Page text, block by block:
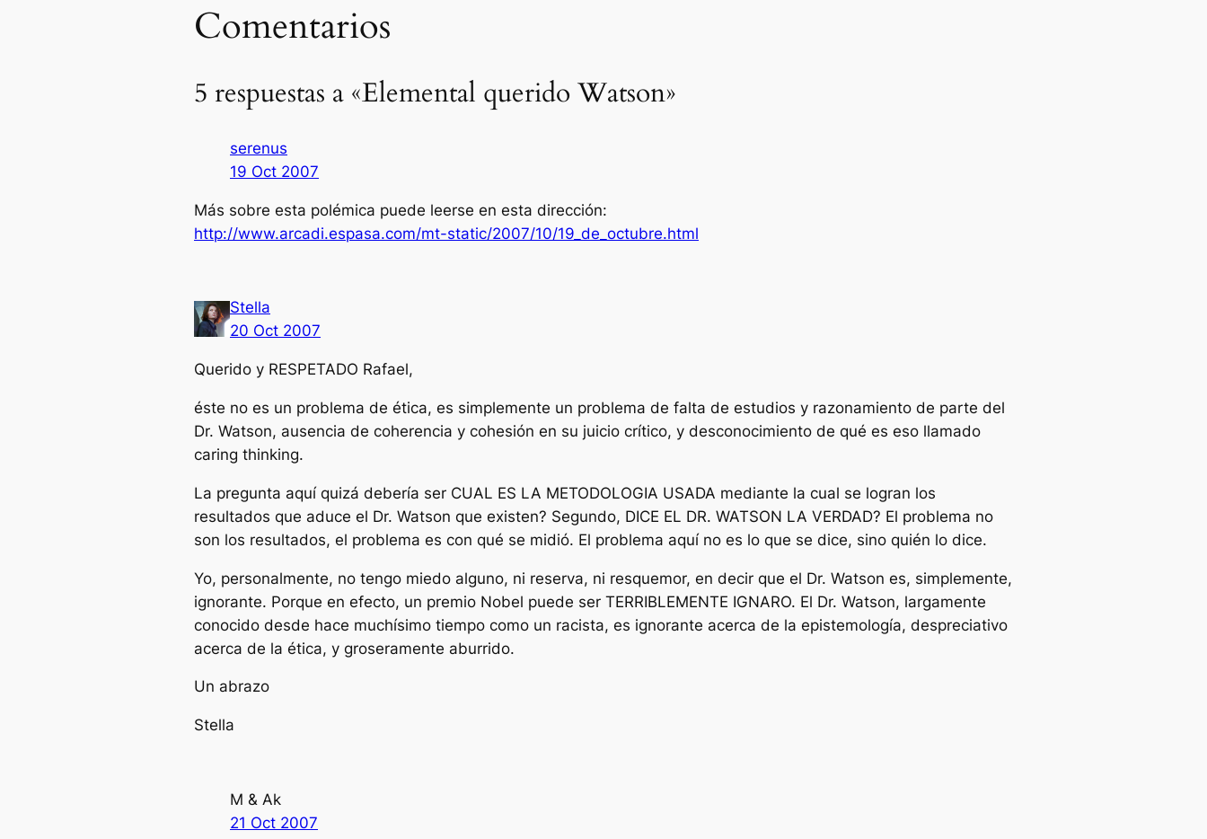
Comentarios
5 respuestas a «Elemental querido Watson»
serenus
19 Oct 2007
Más sobre esta polémica puede leerse en esta dirección:
http://www.arcadi.espasa.com/mt-static/2007/10/19_de_octubre.html
Stella
20 Oct 2007
Querido y RESPETADO Rafael,
éste no es un problema de ética, es simplemente un problema de falta de estudios y razonamiento de parte del
Dr. Watson, ausencia de coherencia y cohesión en su juicio crítico, y desconocimiento de qué es eso llamado
caring thinking.
La pregunta aquí quizá debería ser CUAL ES LA METODOLOGIA USADA mediante la cual se logran los
resultados que aduce el Dr. Watson que existen? Segundo, DICE EL DR. WATSON LA VERDAD? El problema no
son los resultados, el problema es con qué se midió. El problema aquí no es lo que se dice, sino quién lo dice.
Yo, personalmente, no tengo miedo alguno, ni reserva, ni resquemor, en decir que el Dr. Watson es, simplemente,
ignorante. Porque en efecto, un premio Nobel puede ser TERRIBLEMENTE IGNARO. El Dr. Watson, largamente
conocido desde hace muchísimo tiempo como un racista, es ignorante acerca de la epistemología, despreciativo
acerca de la ética, y groseramente aburrido.
Un abrazo
Stella
M & Ak
21 Oct 2007